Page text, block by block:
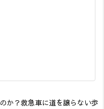
か？救急車に道を譲らない歩